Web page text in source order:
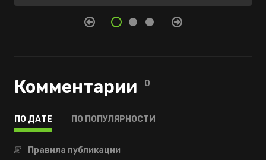
Комментарии 0
ПО ДАТЕ ПО ПОПУЛЯРНОСТИ
Правила публикации